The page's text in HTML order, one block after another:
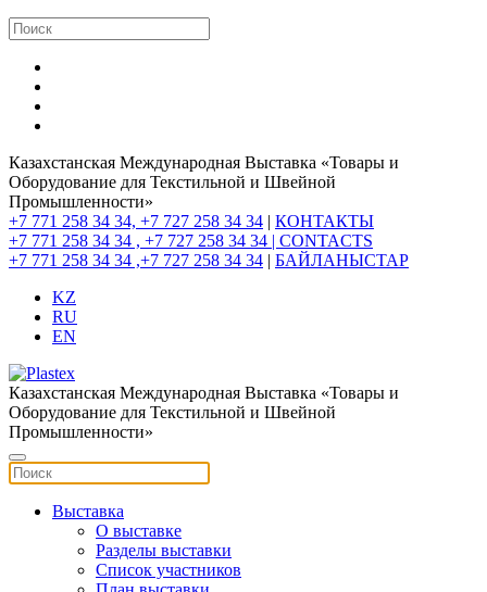
Казахстанская Международная Выставка «Товары и
Оборудование для Текстильной и Швейной
Промышленности»
+7 771 258 34 34, +7 727 258 34 34 | КОНТАКТЫ
+7 771 258 34 34 , +7 727 258 34 34 | CONTACTS
+7 771 258 34 34 ,+7 727 258 34 34 | БАЙЛАНЫСТАР
KZ
RU
EN
Казахстанская Международная Выставка «Товары и
Оборудование для Текстильной и Швейной
Промышленности»
Выставка
О выставке
Разделы выставки
Список участников